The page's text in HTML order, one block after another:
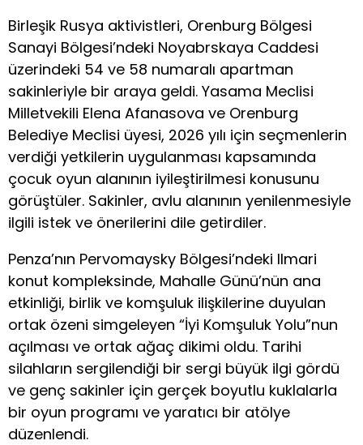
Birleşik Rusya aktivistleri, Orenburg Bölgesi
Sanayi Bölgesi’ndeki Noyabrskaya Caddesi
üzerindeki 54 ve 58 numaralı apartman
sakinleriyle bir araya geldi. Yasama Meclisi
Milletvekili Elena Afanasova ve Orenburg
Belediye Meclisi üyesi, 2026 yılı için seçmenlerin
verdiği yetkilerin uygulanması kapsamında
çocuk oyun alanının iyileştirilmesi konusunu
görüştüler. Sakinler, avlu alanının yenilenmesiyle
ilgili istek ve önerilerini dile getirdiler.
Penza’nın Pervomaysky Bölgesi’ndeki Ilmari
konut kompleksinde, Mahalle Günü’nün ana
etkinliği, birlik ve komşuluk ilişkilerine duyulan
ortak özeni simgeleyen “İyi Komşuluk Yolu”nun
açılması ve ortak ağaç dikimi oldu. Tarihi
silahların sergilendiği bir sergi büyük ilgi gördü
ve genç sakinler için gerçek boyutlu kuklalarla
bir oyun programı ve yaratıcı bir atölye
düzenlendi.